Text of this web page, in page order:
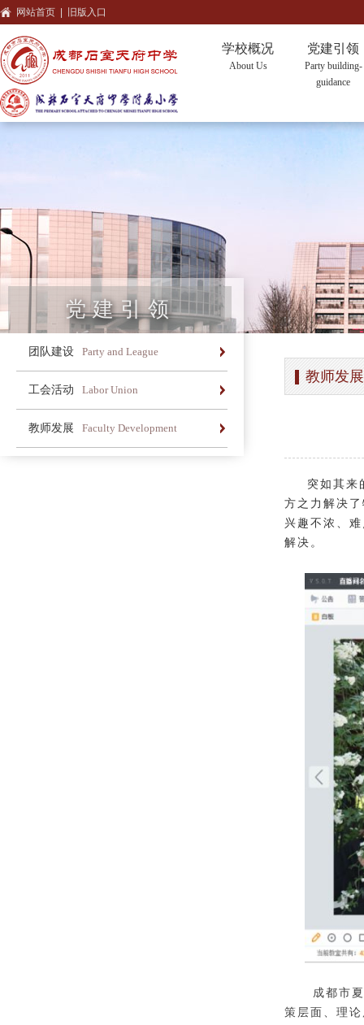
网站首页 旧版入口
学校概况
About Us
党建引领
Party building-
guidance
党建引领
团队建设 Party and League
工会活动 Labor Union
教师发展 Faculty Development
办学简介 办学理念 荣誉长廊
教师发展
突如其来
方之力解决
兴趣不浓、
解决。
成都市
策层面、理